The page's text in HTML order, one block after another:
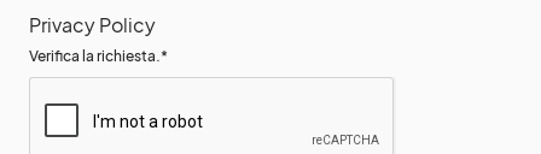
Privacy Policy
Verifica la richiesta. *